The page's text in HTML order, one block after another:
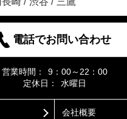
電話でお問い合わせ
営業時間：
9：00～22：00
定休日：
水曜日
会社概要